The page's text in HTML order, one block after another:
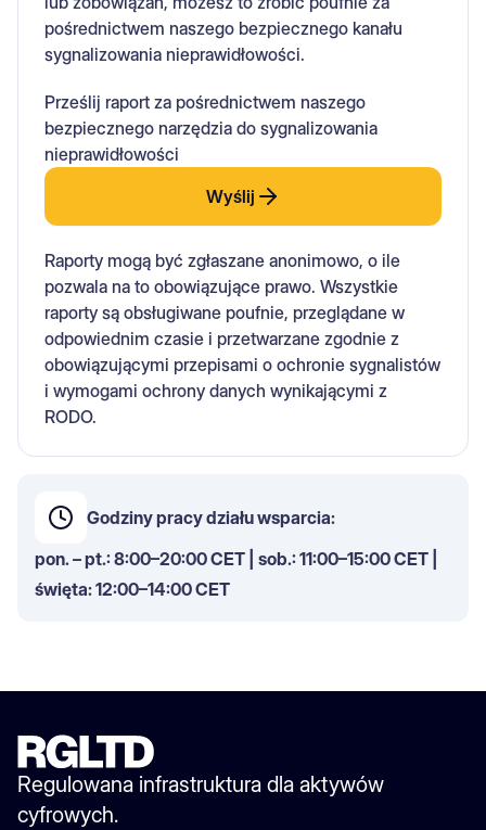
pośrednictwem naszego bezpiecznego kanału
sygnalizowania nieprawidłowości.
Prześlij raport za pośrednictwem naszego
bezpiecznego narzędzia do sygnalizowania
nieprawidłowości
Wyślij
Raporty mogą być zgłaszane anonimowo, o ile
pozwala na to obowiązujące prawo. Wszystkie
raporty są obsługiwane poufnie, przeglądane w
odpowiednim czasie i przetwarzane zgodnie z
obowiązującymi przepisami o ochronie sygnalistów
i wymogami ochrony danych wynikającymi z
RODO.
Godziny pracy działu wsparcia:
pon. – pt.: 8:00–20:00 CET | sob.: 11:00–15:00 CET |
święta: 12:00–14:00 CET
Regulowana infrastruktura dla aktywów
cyfrowych.